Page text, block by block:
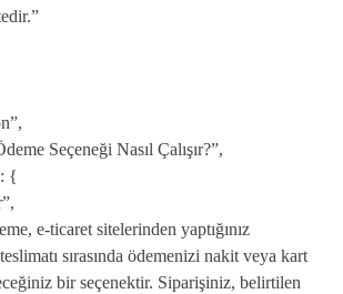
Seçeneği Nasıl Çalışır?”,
{
e-ticaret sitelerinden yaptığınız
sırasında ödemenizi nakit veya kart
bir seçenektir. Siparişiniz, belirtilen